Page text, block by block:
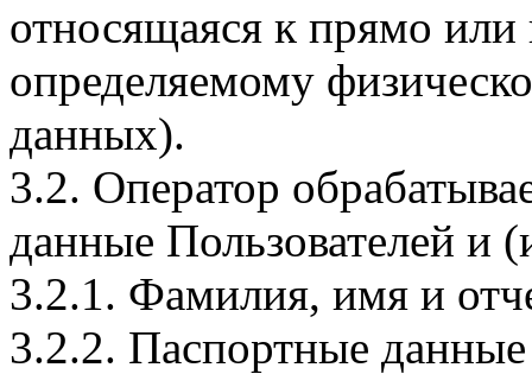
относящаяся к прямо
определяемому
данных).
3.2. Оператор
данные Пользователей и
3.2.1. Фамилия, имя и
3.2.2. Паспортные